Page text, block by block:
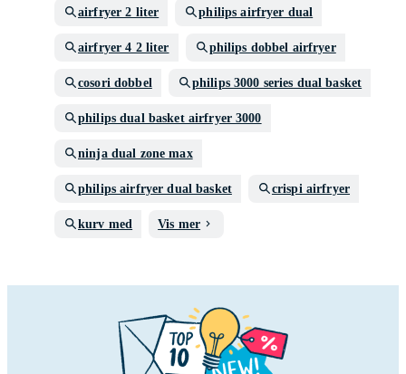
airfryer 2 liter philips airfryer dual
airfryer 4 2 liter philips dobbel airfryer
cosori dobbel philips 3000 series dual basket
philips dual basket airfryer 3000
ninja dual zone max
philips airfryer dual basket crispi airfryer
kurv med Vis mer